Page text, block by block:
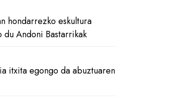
hondarrezko eskultura
Andoni Bastarrikak
itxita egongo da abuztuaren